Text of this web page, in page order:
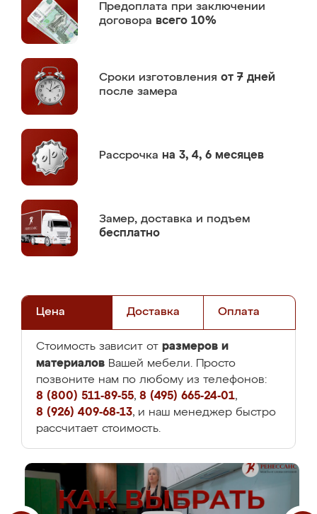
Предоплата при заключении
договора всего 10%
Сроки изготовления от 7 дней
после замера
Рассрочка на 3, 4, 6 месяцев
Замер, доставка и подъем
бесплатно
Цена Доставка Оплата
Стоимость зависит от размеров и
материалов Вашей мебели. Просто
позвоните нам по любому из телефонов:
8 (800) 511-89-55, 8 (495) 665-24-01,
8 (926) 409-68-13, и наш менеджер быстро
рассчитает стоимость.